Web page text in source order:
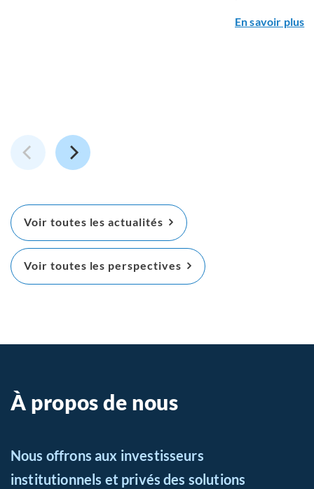
En savoir plusÀ
Voir toutes les actualités
Voir toutes les perspectives
À propos de nous
Nous offrons aux investisseurs
institutionnels et privés des solutions